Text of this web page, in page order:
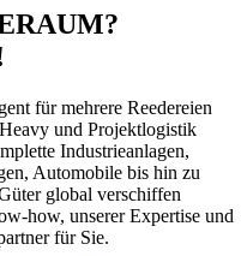
für mehrere Reedereien
und Projektlogistik
Industrieanlagen,
Automobile bis hin zu
global verschiffen
how, unserer Expertise und
für Sie.